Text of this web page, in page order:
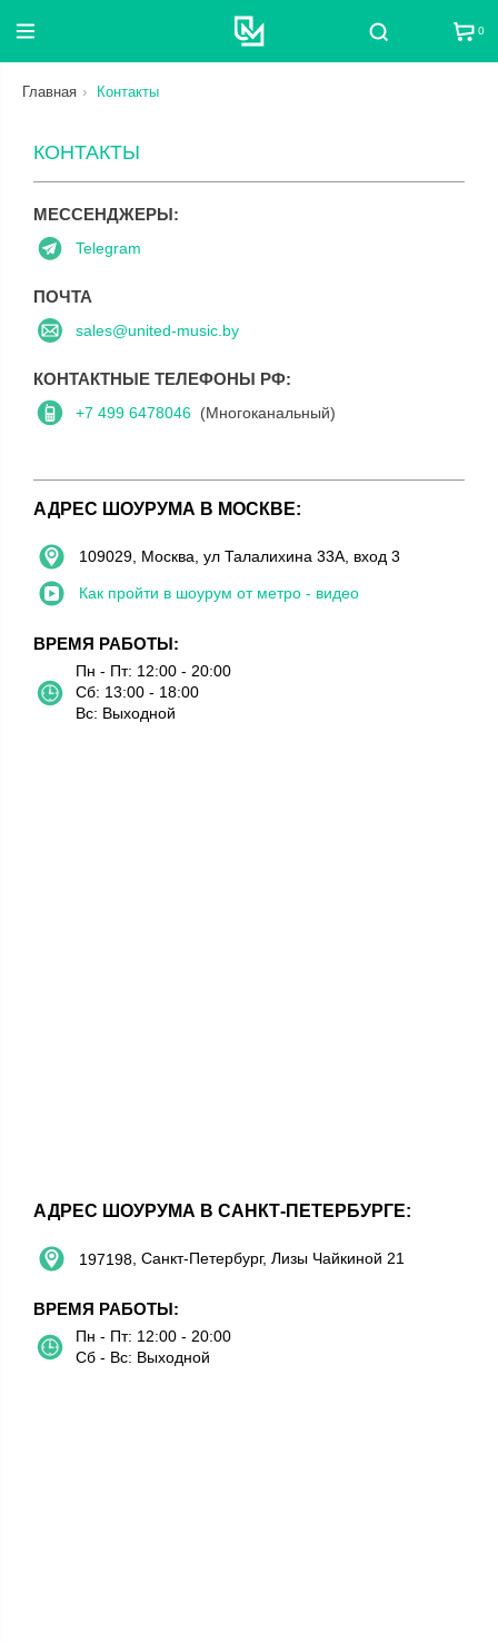
Поиск 0
Главная Контакты
КОНТАКТЫ
МЕССЕНДЖЕРЫ:
Telegram
ПОЧТА
sales@united-music.by
КОНТАКТНЫЕ ТЕЛЕФОНЫ РФ:
+7 499 6478046 (Многоканальный)
АДРЕС ШОУРУМА В МОСКВЕ:
109029, Москва, ул Талалихина 33А, вход 3
Как пройти в шоурум от метро - видео
ВРЕМЯ РАБОТЫ:
Пн - Пт: 12:00 - 20:00
Сб: 13:00 - 18:00
Вс: Выходной
АДРЕС ШОУРУМА В САНКТ-ПЕТЕРБУРГЕ:
197198 , Санкт-Петербург, Лизы Чайкиной 21
ВРЕМЯ РАБОТЫ:
Пн - Пт: 12:00 - 20:00
Сб - Вс: Выходной